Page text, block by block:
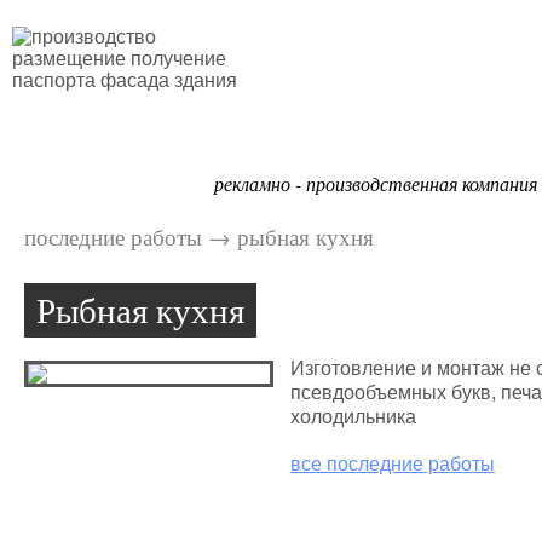
рекламно - производственная компания
последние работы → рыбная кухня
Рыбная кухня
Изготовление и монтаж не
псевдообъемных букв,
холодильника
все последние работы